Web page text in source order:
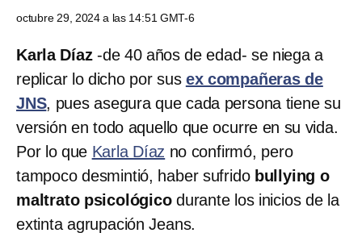
octubre 29, 2024 a las 14:51 GMT-6
Karla Díaz-de 40 años de edad- se niega a
replicar lo dicho por sus ex compañeras de
JNS, pues asegura que cada persona tiene su
versión en todo aquello que ocurre en su vida.
Por lo que Karla Díaz no confirmó, pero
tampoco desmintió, haber sufrido bullying o
maltrato psicológicodurante los inicios de la
extinta agrupación Jeans.